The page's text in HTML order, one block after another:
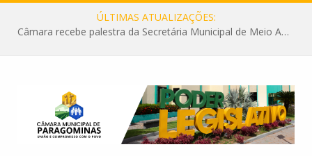
ÚLTIMAS ATUALIZAÇÕES:
Câmara recebe palestra da Secretária Municipal de Meio Ambiente sobre as ações da “SEMANA DO MEIO AMBIENTE”